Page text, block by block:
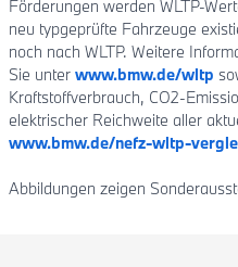
Förderungen werden WLTP-
neu typgeprüfte Fahrzeuge
noch nach WLTP. Weitere
Sie unter www.bmw.de/wltp
Kraftstoffverbrauch, CO2-
elektrischer Reichweite aller
www.bmw.de/nefz-wltp-
Abbildungen zeigen